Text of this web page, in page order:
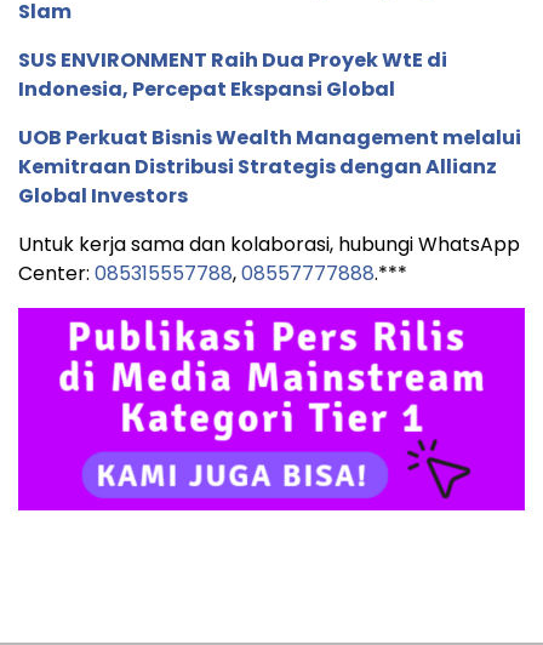
Slam
SUS ENVIRONMENT Raih Dua Proyek WtE di
Indonesia, Percepat Ekspansi Global
UOB Perkuat Bisnis Wealth Management melalui
Kemitraan Distribusi Strategis dengan Allianz
Global Investors
Untuk kerja sama dan kolaborasi, hubungi WhatsApp
Center: 085315557788,08557777888.***